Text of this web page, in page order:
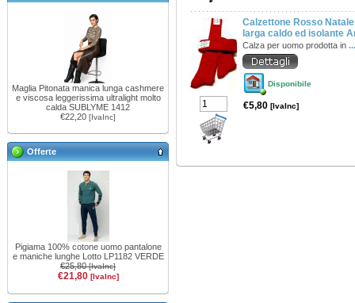
Maglia Pitonata manica lunga cashmere
e viscosa leggerissima ultralight molto
calda SUBLYME 1412
€22,20 [IvaInc]
Offerte
Pigiama 100% cotone uomo pantalone
e maniche lunghe Lotto LP1182 VERDE
€25,80[IvaInc]
€21,80 [IvaInc]
Calzettone Rosso
larga caldo ed isolante
Calza per uomo prodotta in
Disponibile
€5,80 [IvaInc]